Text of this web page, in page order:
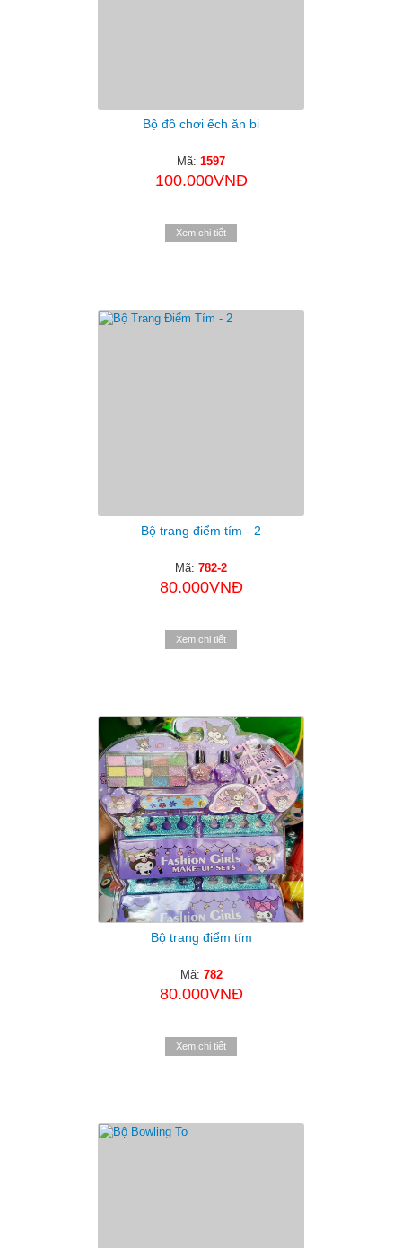
Bộ đồ chơi ếch ăn bi
Mã: 1597
100.000VNĐ
Xem chi tiết
Bộ trang điểm tím - 2
Mã: 782-2
80.000VNĐ
Xem chi tiết
Bộ trang điểm tím
Mã: 782
80.000VNĐ
Xem chi tiết